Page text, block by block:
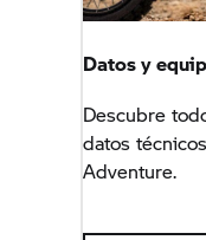
Datos y
Descubre
datos
Adventure.